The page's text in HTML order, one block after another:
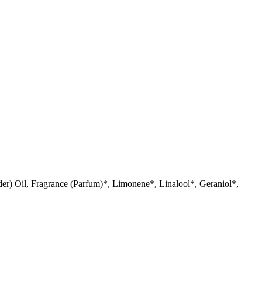
Oil, Fragrance (Parfum)*, Limonene*, Linalool*, Geraniol*,